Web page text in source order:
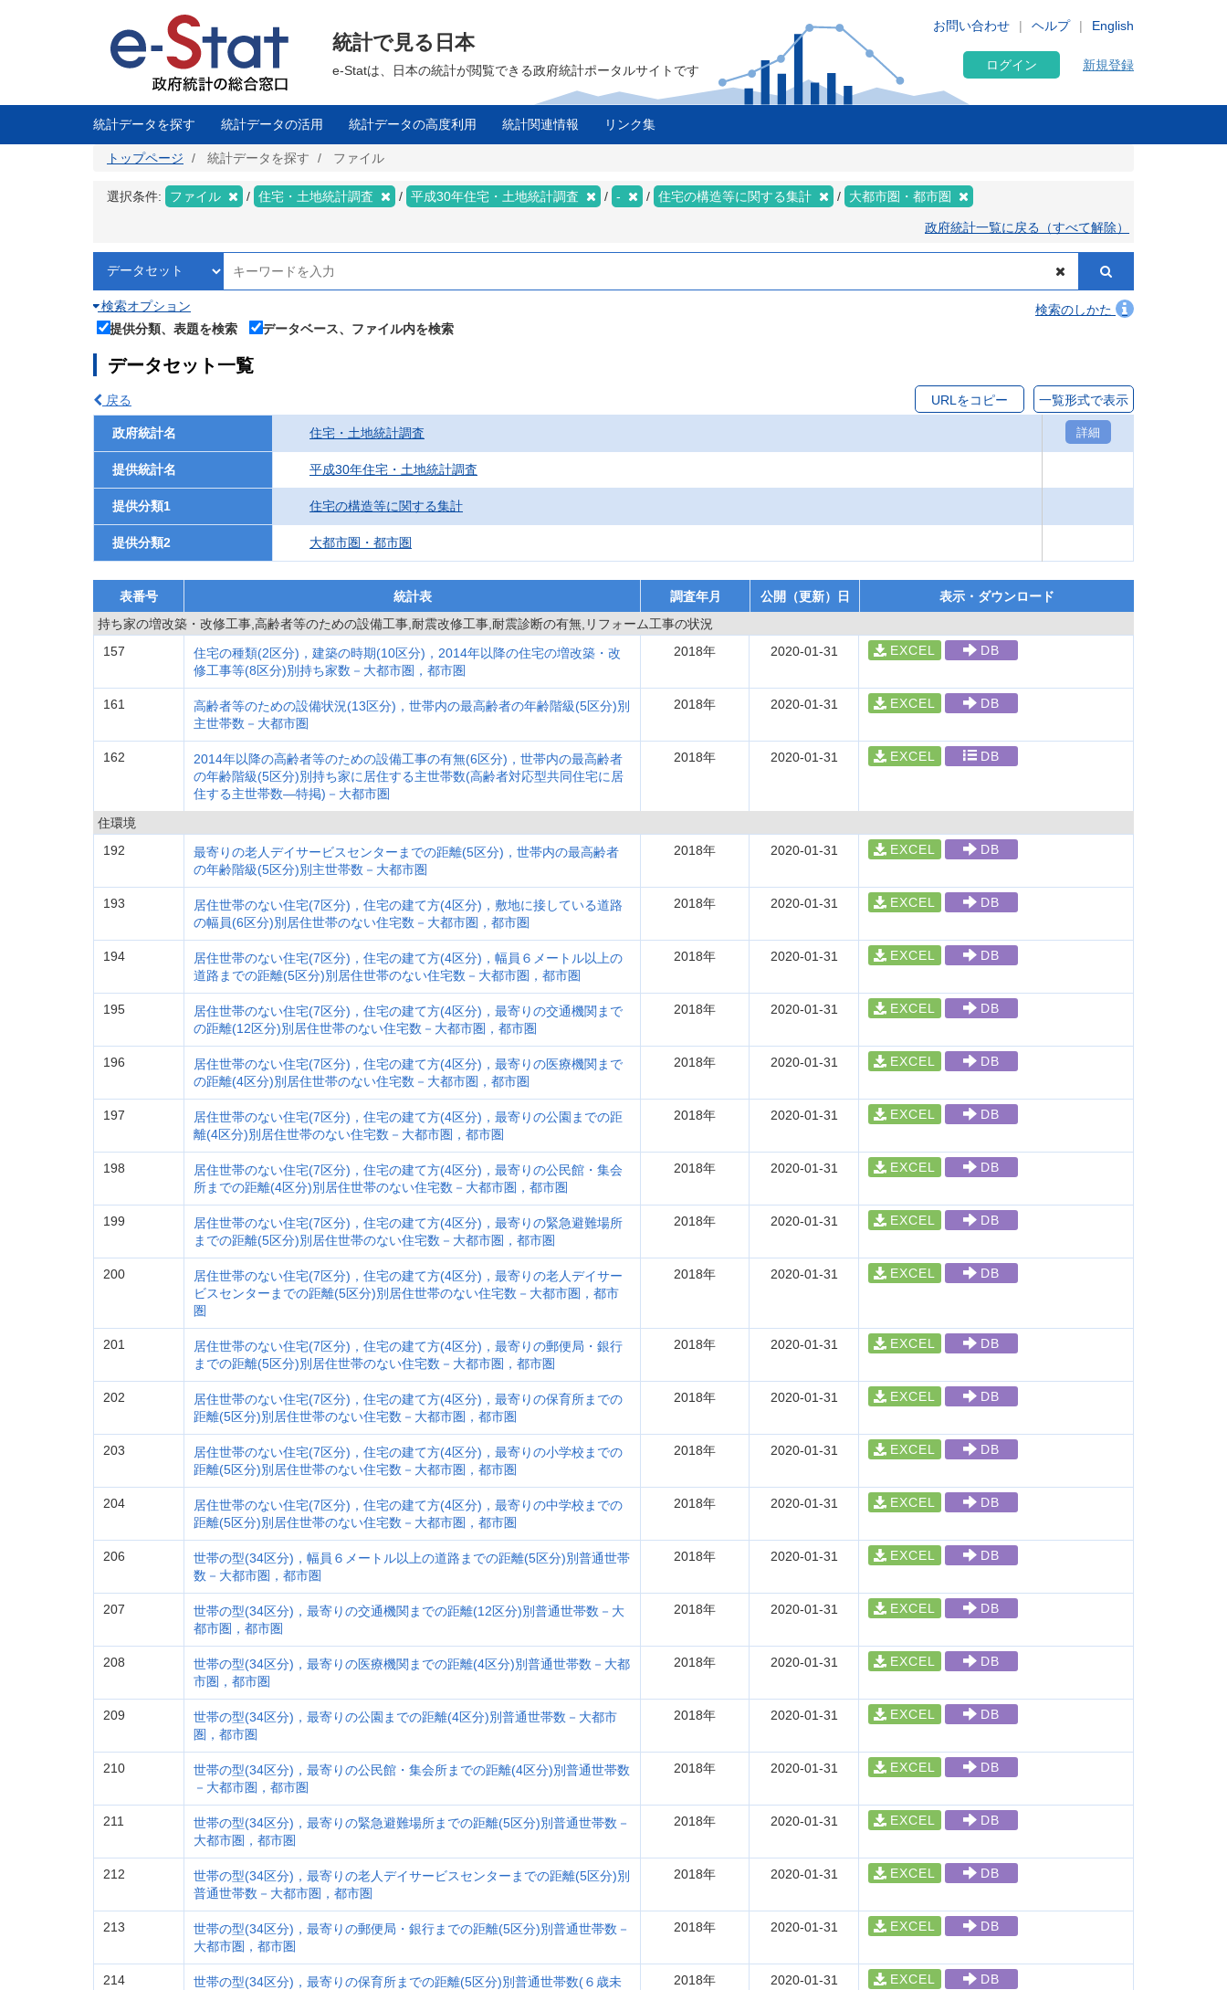
に
English
お問い合わせ ヘルプ
統計で見る日本
e-Statは、日本の統計が閲覧できる政府統計ポータルサイトです ログイン 新規登録
統計データを探す 統計データの活用 統計データの高度利用 統計関連情報 リンク集
トップページ 統計データを探す ファイル
選択条件: ファイル 住宅・土地統計調査 平成30年住宅・土地統計調査 - 住宅の構造等に関する集計 大都市圏・都市圏
政府統計一覧に戻る（すべて解除）
検索オプション
検索のしかた
提供分類、表題を検索
データベース、ファイル内を検索
データセット一覧
戻る URLをコピー 一覧形式で表示
政府統計名 住宅・土地統計調査 詳細
提供統計名 平成30年住宅・土地統計調査
提供分類1 住宅の構造等に関する集計
提供分類2 大都市圏・都市圏
表番号 統計表 調査年月 公開（更新）日
表示・ダウンロード
持ち家の増改築・改修工事,高齢者等のための設備工事,耐震改修工事,耐震診断の有無,リフォーム工事の状況
157
住宅の種類(2区分)，建築の時期(10区分)，2014年以降の住宅の増改築・改
修工事等(8区分)別持ち家数－大都市圏，都市圏
2018年 2020-01-31 EXCEL DB
161
高齢者等のための設備状況(13区分)，世帯内の最高齢者の年齢階級(5区分)別
主世帯数－大都市圏
2018年 2020-01-31 EXCEL DB
162
2014年以降の高齢者等のための設備工事の有無(6区分)，世帯内の最高齢者
の年齢階級(5区分)別持ち家に居住する主世帯数(高齢者対応型共同住宅に居
住する主世帯数―特掲)－大都市圏
2018年 2020-01-31 EXCEL DB
住環境
192
最寄りの老人デイサービスセンターまでの距離(5区分)，世帯内の最高齢者
の年齢階級(5区分)別主世帯数－大都市圏
2018年 2020-01-31 EXCEL DB
193
居住世帯のない住宅(7区分)，住宅の建て方(4区分)，敷地に接している道路
の幅員(6区分)別居住世帯のない住宅数－大都市圏，都市圏
2018年 2020-01-31 EXCEL DB
194
居住世帯のない住宅(7区分)，住宅の建て方(4区分)，幅員６メートル以上の
道路までの距離(5区分)別居住世帯のない住宅数－大都市圏，都市圏
2018年 2020-01-31 EXCEL DB
195
居住世帯のない住宅(7区分)，住宅の建て方(4区分)，最寄りの交通機関まで
の距離(12区分)別居住世帯のない住宅数－大都市圏，都市圏
2018年 2020-01-31 EXCEL DB
196
居住世帯のない住宅(7区分)，住宅の建て方(4区分)，最寄りの医療機関まで
の距離(4区分)別居住世帯のない住宅数－大都市圏，都市圏
2018年 2020-01-31 EXCEL DB
197
居住世帯のない住宅(7区分)，住宅の建て方(4区分)，最寄りの公園までの距
離(4区分)別居住世帯のない住宅数－大都市圏，都市圏
2018年 2020-01-31 EXCEL DB
198
居住世帯のない住宅(7区分)，住宅の建て方(4区分)，最寄りの公民館・集会
所までの距離(4区分)別居住世帯のない住宅数－大都市圏，都市圏
2018年 2020-01-31 EXCEL DB
199
居住世帯のない住宅(7区分)，住宅の建て方(4区分)，最寄りの緊急避難場所
までの距離(5区分)別居住世帯のない住宅数－大都市圏，都市圏
2018年 2020-01-31 EXCEL DB
200
居住世帯のない住宅(7区分)，住宅の建て方(4区分)，最寄りの老人デイサー
ビスセンターまでの距離(5区分)別居住世帯のない住宅数－大都市圏，都市
圏
2018年 2020-01-31 EXCEL DB
201
居住世帯のない住宅(7区分)，住宅の建て方(4区分)，最寄りの郵便局・銀行
までの距離(5区分)別居住世帯のない住宅数－大都市圏，都市圏
2018年 2020-01-31 EXCEL DB
202
居住世帯のない住宅(7区分)，住宅の建て方(4区分)，最寄りの保育所までの
距離(5区分)別居住世帯のない住宅数－大都市圏，都市圏
2018年 2020-01-31 EXCEL DB
203
居住世帯のない住宅(7区分)，住宅の建て方(4区分)，最寄りの小学校までの
距離(5区分)別居住世帯のない住宅数－大都市圏，都市圏
2018年 2020-01-31 EXCEL DB
204
居住世帯のない住宅(7区分)，住宅の建て方(4区分)，最寄りの中学校までの
距離(5区分)別居住世帯のない住宅数－大都市圏，都市圏
2018年 2020-01-31 EXCEL DB
206
世帯の型(34区分)，幅員６メートル以上の道路までの距離(5区分)別普通世帯
数－大都市圏，都市圏
2018年 2020-01-31 EXCEL DB
207
世帯の型(34区分)，最寄りの交通機関までの距離(12区分)別普通世帯数－大
都市圏，都市圏
2018年 2020-01-31 EXCEL DB
208
世帯の型(34区分)，最寄りの医療機関までの距離(4区分)別普通世帯数－大都
市圏，都市圏
2018年 2020-01-31 EXCEL DB
209
世帯の型(34区分)，最寄りの公園までの距離(4区分)別普通世帯数－大都市
圏，都市圏
2018年 2020-01-31 EXCEL DB
210
世帯の型(34区分)，最寄りの公民館・集会所までの距離(4区分)別普通世帯数
－大都市圏，都市圏
2018年 2020-01-31 EXCEL DB
211
世帯の型(34区分)，最寄りの緊急避難場所までの距離(5区分)別普通世帯数－
大都市圏，都市圏
2018年 2020-01-31 EXCEL DB
212
世帯の型(34区分)，最寄りの老人デイサービスセンターまでの距離(5区分)別
普通世帯数－大都市圏，都市圏
2018年 2020-01-31 EXCEL DB
213
世帯の型(34区分)，最寄りの郵便局・銀行までの距離(5区分)別普通世帯数－
大都市圏，都市圏
2018年 2020-01-31 EXCEL DB
214
世帯の型(34区分)，最寄りの保育所までの距離(5区分)別普通世帯数(６歳未
2018年 2020-01-31 EXCEL DB